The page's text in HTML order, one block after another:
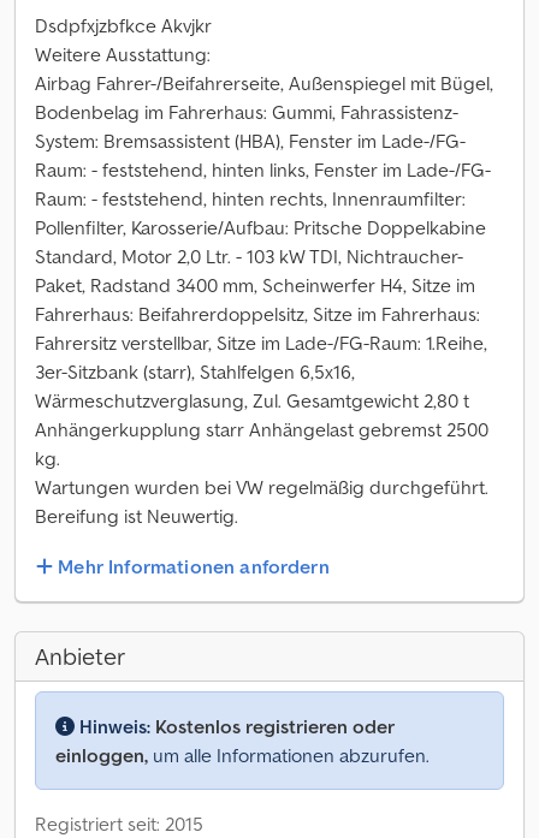
Dsdpfxjzbfkce Akvjkr
Weitere Ausstattung:
Airbag Fahrer-/Beifahrerseite, Außenspiegel mit Bügel,
Bodenbelag im Fahrerhaus: Gummi, Fahrassistenz-
System: Bremsassistent (HBA), Fenster im Lade-/FG-
Raum: - feststehend, hinten links, Fenster im Lade-/FG-
Raum: - feststehend, hinten rechts, Innenraumfilter:
Pollenfilter, Karosserie/Aufbau: Pritsche Doppelkabine
Standard, Motor 2,0 Ltr. - 103 kW TDI, Nichtraucher-
Paket, Radstand 3400 mm, Scheinwerfer H4, Sitze im
Fahrerhaus: Beifahrerdoppelsitz, Sitze im Fahrerhaus:
Fahrersitz verstellbar, Sitze im Lade-/FG-Raum: 1.Reihe,
3er-Sitzbank (starr), Stahlfelgen 6,5x16,
Wärmeschutzverglasung, Zul. Gesamtgewicht 2,80 t
Anhängerkupplung starr Anhängelast gebremst 2500
kg.
Wartungen wurden bei VW regelmäßig durchgeführt.
Bereifung ist Neuwertig.
Mehr Informationen anfordern
Anbieter
Hinweis: Kostenlos registrieren oder
einloggen, um alle Informationen abzurufen.
Registriert seit: 2015